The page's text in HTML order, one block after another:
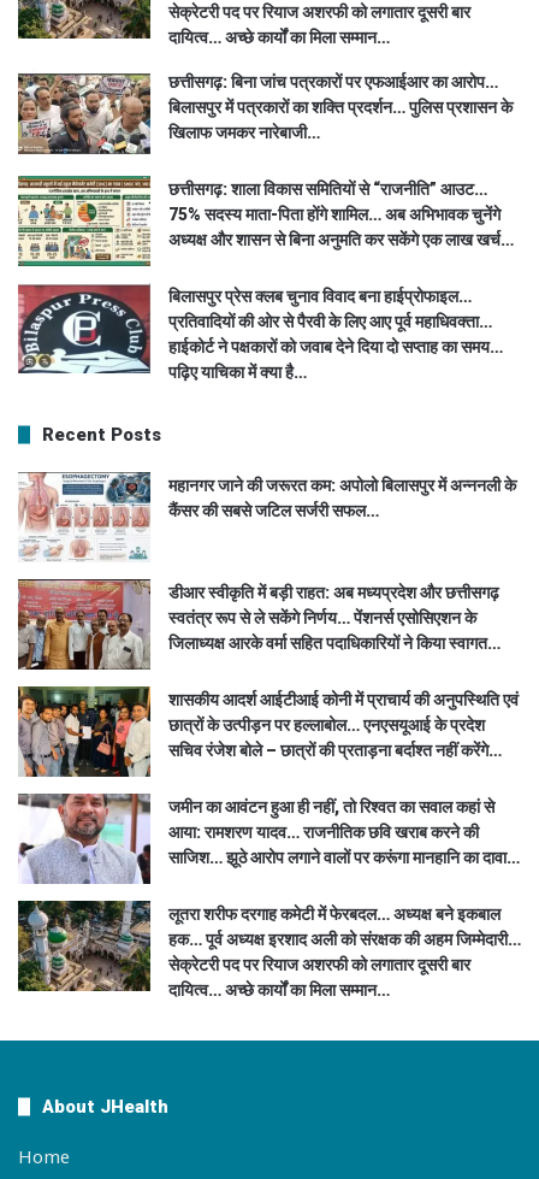
सेक्रेटरी पद पर रियाज अशरफी को लगातार दूसरी बार
दायित्व… अच्छे कार्यों का मिला सम्मान…
छत्तीसगढ़: बिना जांच पत्रकारों पर एफआईआर का आरोप…
बिलासपुर में पत्रकारों का शक्ति प्रदर्शन… पुलिस प्रशासन के
खिलाफ जमकर नारेबाजी…
छत्तीसगढ़: शाला विकास समितियों से “राजनीति” आउट…
75% सदस्य माता-पिता होंगे शामिल… अब अभिभावक चुनेंगे
अध्यक्ष और शासन से बिना अनुमति कर सकेंगे एक लाख खर्च…
बिलासपुर प्रेस क्लब चुनाव विवाद बना हाईप्रोफाइल…
प्रतिवादियों की ओर से पैरवी के लिए आए पूर्व महाधिवक्ता…
हाईकोर्ट ने पक्षकारों को जवाब देने दिया दो सप्ताह का समय…
पढ़िए याचिका में क्या है…
Recent Posts
महानगर जाने की जरूरत कम: अपोलो बिलासपुर में अन्ननली के
कैंसर की सबसे जटिल सर्जरी सफल…
डीआर स्वीकृति में बड़ी राहत: अब मध्यप्रदेश और छत्तीसगढ़
स्वतंत्र रूप से ले सकेंगे निर्णय… पेंशनर्स एसोसिएशन के
जिलाध्यक्ष आरके वर्मा सहित पदाधिकारियों ने किया स्वागत…
शासकीय आदर्श आईटीआई कोनी में प्राचार्य की अनुपस्थिति एवं
छात्रों के उत्पीड़न पर हल्लाबोल… एनएसयूआई के प्रदेश
सचिव रंजेश बोले – छात्रों की प्रताड़ना बर्दाश्त नहीं करेंगे…
जमीन का आवंटन हुआ ही नहीं, तो रिश्वत का सवाल कहां से
आया: रामशरण यादव… राजनीतिक छवि खराब करने की
साजिश… झूठे आरोप लगाने वालों पर करूंगा मानहानि का दावा…
लूतरा शरीफ दरगाह कमेटी में फेरबदल… अध्यक्ष बने इकबाल
हक… पूर्व अध्यक्ष इरशाद अली को संरक्षक की अहम जिम्मेदारी…
सेक्रेटरी पद पर रियाज अशरफी को लगातार दूसरी बार
दायित्व… अच्छे कार्यों का मिला सम्मान…
About JHealth
Home